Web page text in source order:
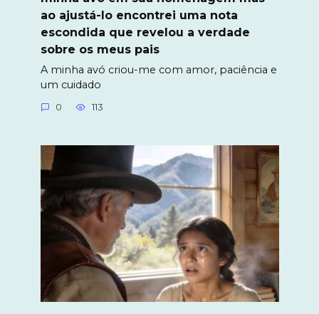
ao ajustá-lo encontrei uma nota
escondida que revelou a verdade
sobre os meus pais
A minha avó criou-me com amor, paciência e
um cuidado
0 113